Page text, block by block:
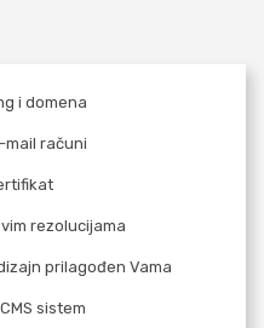
i domena
mail računi
rezolucijama
prilagođen Vama
sistem